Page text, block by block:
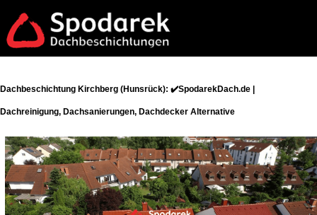
Dachbeschichtung Kirchberg (Hunsrück): ✔️SpodarekDach.de |
Dachreinigung, Dachsanierungen, Dachdecker Alternative